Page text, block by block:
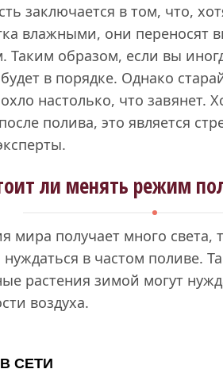
заключается в том, что,
влажными, они переносят
Таким образом, если вы
в порядке. Однако
настолько, что завянет.
полива, это является
ли менять режим
мира получает много света,
в частом поливе.
растения зимой могут
воздуха.